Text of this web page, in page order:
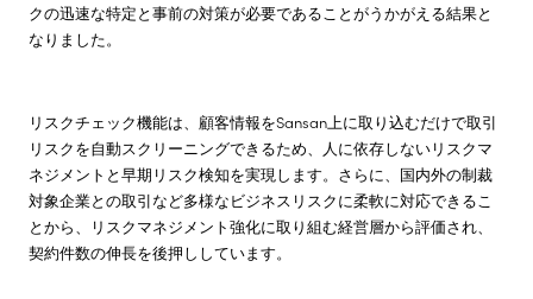
クの迅速な特定と事前の対策が必要であることがうかがえる結果と
なりました。
リスクチェック機能は、顧客情報をSansan上に取り込むだけで取引
リスクを自動スクリーニングできるため、人に依存しないリスクマ
ネジメントと早期リスク検知を実現します。さらに、国内外の制裁
対象企業との取引など多様なビジネスリスクに柔軟に対応できるこ
とから、リスクマネジメント強化に取り組む経営層から評価され、
契約件数の伸長を後押ししています。